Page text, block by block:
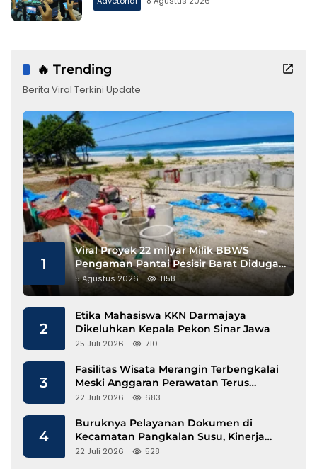
🔥 Trending
Berita Viral Terkini Update
1
Viral Proyek 22 milyar Milik BBWS
Pengaman Pantai Pesisir Barat Diduga
Gunakan Besi Banci
5 Agustus 2026 1158
2
Etika Mahasiswa KKN Darmajaya
Dikeluhkan Kepala Pekon Sinar Jawa
25 Juli 2026 710
3
Fasilitas Wisata Merangin Terbengkalai
Meski Anggaran Perawatan Terus
Mengalir
22 Juli 2026 683
4
Buruknya Pelayanan Dokumen di
Kecamatan Pangkalan Susu, Kinerja
Disdukcapil Langkat Disorot
22 Juli 2026 528